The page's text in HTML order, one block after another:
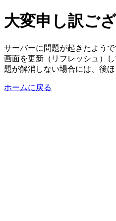
大変申し訳ご
サーバーに問題が起きたようで
画面を更新（リフレッシュ）
題が解消しない場合には、後ほ
ホームに戻る